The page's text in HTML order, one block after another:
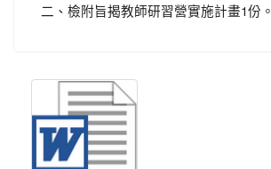
二、檢附旨揭教師研習營實施計畫1份。